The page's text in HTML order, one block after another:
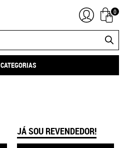
0
CATEGORIAS
JÁ SOU REVENDEDOR!